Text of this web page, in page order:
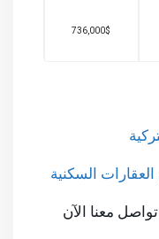
736,000$
السكنية
معنا الآن